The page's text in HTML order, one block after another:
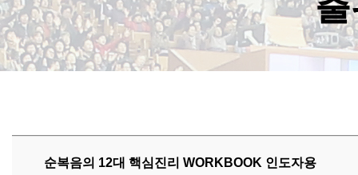
순복음의 12대 핵심진리 WORKBOOK 인도자용